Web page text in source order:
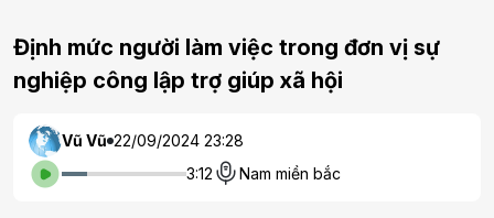
Định mức người làm việc trong đơn vị sự
nghiệp công lập trợ giúp xã hội
Vũ Vũ 22/09/2024 23:28
3:12
Nam miền bắc